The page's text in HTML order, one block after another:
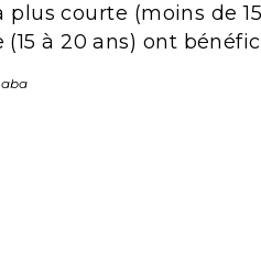
courte (moins de
à 20 ans) ont